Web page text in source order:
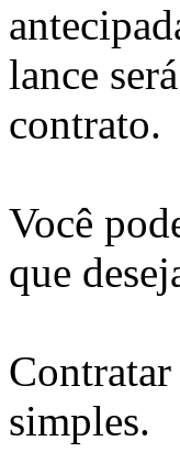
lance
contrato.
Você
que
simples.